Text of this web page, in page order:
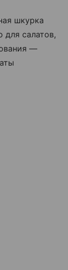
шкурка
салатов,
—